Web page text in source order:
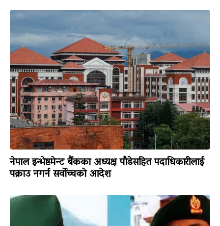
नेपाल इन्भेष्टमेन्ट बैंकका अध्यक्ष पाँडेसहित पदाधिकारीलाई
पक्राउ नगर्न सर्वोच्चको आदेश